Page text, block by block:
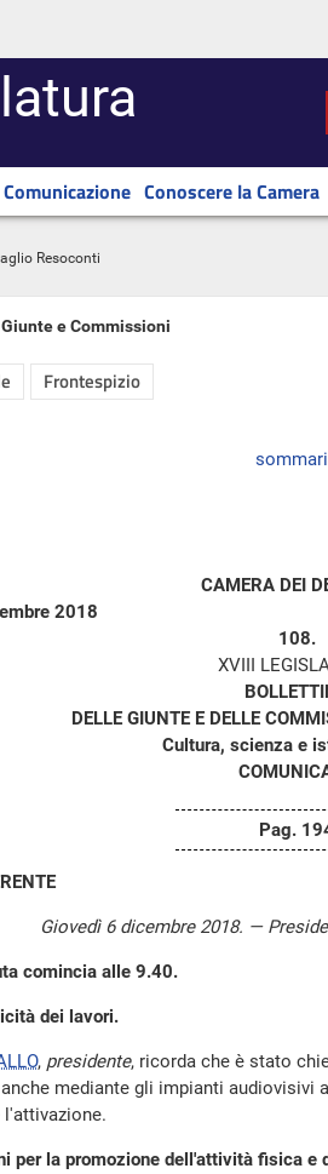
Comunicazione Conoscere la Camera
Resoconti
e Commissioni
Frontespizio
CAMERA DEI
2018
108.
XVIII
DELLE GIUNTE E DELLE
Cultura, scienza e
Pag.
Giovedì 6 dicembre 2018. —
comincia alle 9.40.
dei lavori.
, presidente, ricorda che è stato
mediante gli impianti audiovisivi
l'attivazione.
per la promozione dell'attività fisica e